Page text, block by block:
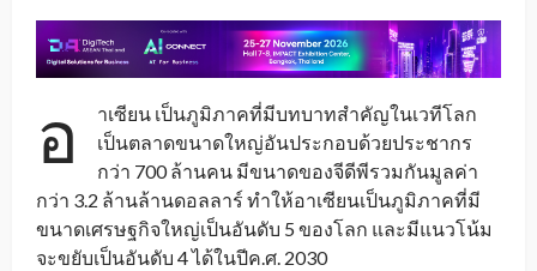
อ
าเซียน เป็นภูมิภาคที่มีบทบาทสำคัญในเวทีโลก
เป็นตลาดขนาดใหญ่อันประกอบด้วยประชากร
กว่า 700 ล้านคน มีขนาดของจีดีพีรวมกันมูลค่า
กว่า 3.2 ล้านล้านดอลลาร์ ทำให้อาเซียนเป็นภูมิภาคที่มี
ขนาดเศรษฐกิจใหญ่เป็นอันดับ 5 ของโลก และมีแนวโน้ม
จะขยับเป็นอันดับ 4 ได้ในปีค.ศ. 2030